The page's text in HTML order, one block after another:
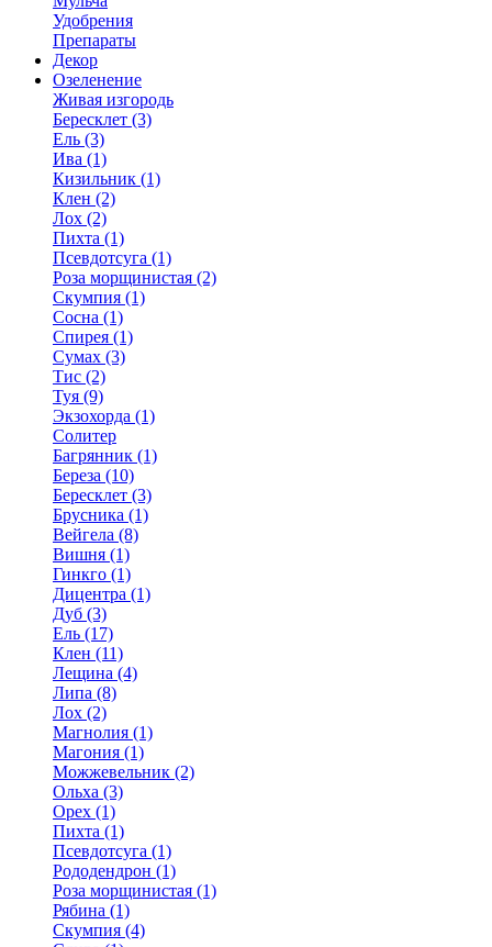
Удобрения
Препараты
Декор
Озеленение
Живая изгородь
Бересклет (3)
Ель (3)
Ива (1)
Кизильник (1)
Клен (2)
Лох (2)
Пихта (1)
Псевдотсуга (1)
Роза морщинистая (2)
Скумпия (1)
Сосна (1)
Спирея (1)
Сумах (3)
Тис (2)
Туя (9)
Экзохорда (1)
Солитер
Багрянник (1)
Береза (10)
Бересклет (3)
Брусника (1)
Вейгела (8)
Вишня (1)
Гинкго (1)
Дицентра (1)
Дуб (3)
Ель (17)
Клен (11)
Лещина (4)
Липа (8)
Лох (2)
Магнолия (1)
Магония (1)
Можжевельник (2)
Ольха (3)
Орех (1)
Пихта (1)
Псевдотсуга (1)
Рододендрон (1)
Роза морщинистая (1)
Рябина (1)
Скумпия (4)